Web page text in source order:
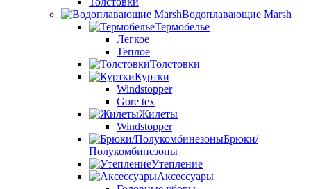
Водоплавающие Marsh
Термобелье
Легкое
Теплое
Толстовки
Куртки
Windstopper
Gore tex
Жилеты
Windstopper
Брюки/
Полукомбинезоны
Утепление
Аксессуары